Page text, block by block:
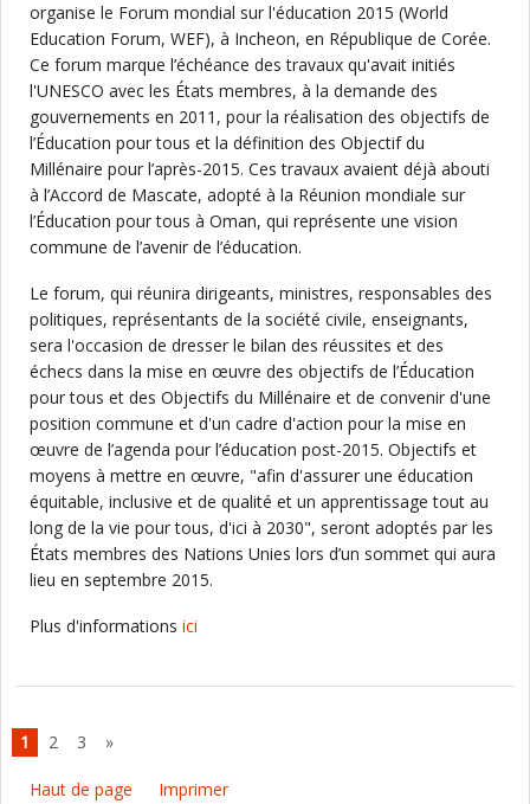
organise le Forum mondial sur l'éducation 2015 (World
Education Forum, WEF), à Incheon, en République de Corée.
Ce forum marque l’échéance des travaux qu'avait initiés
l'UNESCO avec les États membres, à la demande des
gouvernements en 2011, pour la réalisation des objectifs de
l’Éducation pour tous et la définition des Objectif du
Millénaire pour l’après-2015. Ces travaux avaient déjà abouti
à l’Accord de Mascate, adopté à la Réunion mondiale sur
l’Éducation pour tous à Oman, qui représente une vision
commune de l’avenir de l’éducation.
Le forum, qui réunira dirigeants, ministres, responsables des
politiques, représentants de la société civile, enseignants,
sera l'occasion de dresser le bilan des réussites et des
échecs dans la mise en œuvre des objectifs de l’Éducation
pour tous et des Objectifs du Millénaire et de convenir d'une
position commune et d'un cadre d'action pour la mise en
œuvre de l’agenda pour l’éducation post-2015. Objectifs et
moyens à mettre en œuvre, "afin d'assurer une éducation
équitable, inclusive et de qualité et un apprentissage tout au
long de la vie pour tous, d'ici à 2030", seront adoptés par les
États membres des Nations Unies lors d’un sommet qui aura
lieu en septembre 2015.
Plus d'informations ici
1 2 3 »
Haut de page Imprimer